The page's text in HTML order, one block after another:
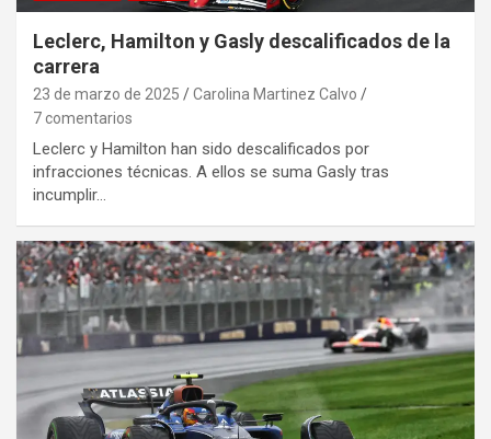
Leclerc, Hamilton y Gasly descalificados de la
carrera
23 de marzo de 2025
Carolina Martinez Calvo
7 comentarios
Leclerc y Hamilton han sido descalificados por
infracciones técnicas. A ellos se suma Gasly tras
incumplir…